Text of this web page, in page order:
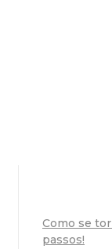
Como se
passos!